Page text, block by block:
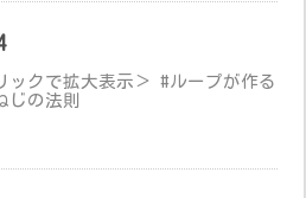
ックで拡大表示＞ #ループが作る
じの法則